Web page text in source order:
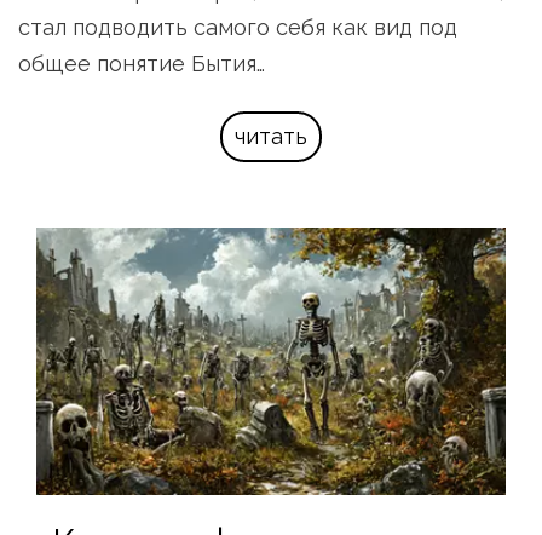
стал подводить самого себя как вид под
общее понятие Бытия…
читать